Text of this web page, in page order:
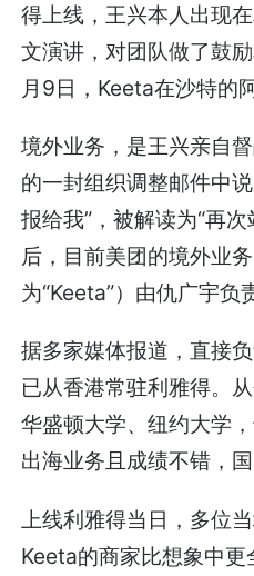
得上线，王兴本人出现
文演讲，对团队做了鼓
月9日，Keeta在沙特的
境外业务，是王兴亲自
的一封组织调整邮件中
报给我”，被解读为“再
后，目前美团的境外业
为“Keeta”）由仇广宇负
据多家媒体报道，直接
已从香港常驻利雅得。
华盛顿大学、纽约大学
出海业务且成绩不错，国
上线利雅得当日，多位
Keeta的商家比想象中